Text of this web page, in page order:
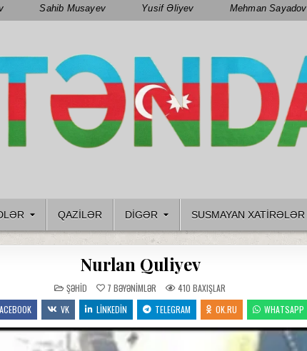
Sahib Musayev Yusif Əliyev Mehman Sayadov
QAZILƏR DIGƏR SUSMAYAN XATİRƏLƏR
Nurlan Quliyev
POSTED
IN
ŞƏHID 7 BƏYƏNIMLƏR 410 BAXIŞLAR
VK LINKEDIN TELEGRAM OK.RU WHATSAPP